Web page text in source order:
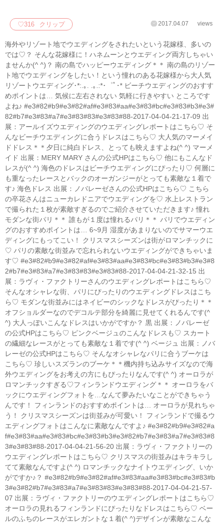
♡316 クリップ 2017.04.07 views
海外やリゾート地でウエディングをされたいという花嫁様、多いの
では♡？ そんな花嫁様に！ハネムーンとウエディング両方しちゃい
ませんか(^ ^)？ 南の島でハッピーウエディング＊＊ 南の島のリゾー
ト地でウエディングをしたい！という憧れのある花嫁様から大人気
リゾートウエディング･*:.｡. .｡.:*･゜ﾟ･* ビーチウエディングのおすす
めポイントは… 気候に左右されない 気軽に行きやすい ところです
よね♪ #e3#82#b9#e3#82#af#e3#83#aa#e3#83#bc#e3#83#b3#e3#
82#b7#e3#83#a7#e3#83#83#e3#83#88-2017-04-04-21-17-09 出
展：アールイズウエディングのウエディングレポートはこちら♡ そ
んなビーチウエディングに合うドレスはこちら♡ 大人気のマーメイ
ドドレス＊＊夕日に純白ドレス、とっても映えますよね(^ ^) マーメ
イド 出展：MERY MARY さんの公式HPはこちら♡ 他にもこんなド
レスが(^ ^) 海色のドレスはビーチウエディングにぴったり♡ 何層に
も重なったレースとバックのオーガンジーがとっても素敵な１着で
す♪ 海色ドレス 出展：ノバレーゼさんの公式HPはこちら♡ こちら
の卒花さんはニューカレドニアでウエディングを♡ 水上レストラン
で撮られた１枚が素敵すぎるのでご紹介させていただきます♪ 憧れ
モダンな街パリ＊＊ 誰もが１度は憧れるパリ＊＊ パリでウエディン
グのおすすめポイントは… 6~9月 湿度があまりないのでサマーウエ
ディングにもってこい！ クリスマスシーズンは街がロマンチックに
♡ パリの素敵な街並みで忘れられないウエディングができちゃいま
す♡ #e3#82#b9#e3#82#af#e3#83#aa#e3#83#bc#e3#83#b3#e3#8
2#b7#e3#83#a7#e3#83#83#e3#83#88-2017-04-04-21-32-15 出
展：ラヴィ・ファクトリーさんのウエディングレポートはこちら♡
そんなオシャレな街、パリにぴったりのウエディングドレスはこち
ら♡ モダンな街並みにはネイビーのシックなドレスがぴったり＊＊
オフショルダーなのでデコルテ部分を綺麗に見せてくれるんです(^
^) 大人っぽいこんなドレスはいかがですか？ 黒 出展：ノバレーゼ
の公式HPはこちら♡ ピンクベージュのこんなドレスも♡ スカート
の繊細なレースがとっても素敵な１着です(^ ^) ベージュ 出展：ノバ
レーゼの公式HPはこちら♡ そんなオシャレなパリに合うブーケは
こちら♡ 珍しいスズランのブーケ＊＊機内持ち込みサイズなので海
外ウエディングをお考えの方にもぴったりなんです(^ ^) オーロラが
ロマンチックすぎる♡フィンランドウエディング＊＊ オーロラをバ
ックにウエディングフォトを…なんて夢みたいなことができちゃう
んです！ フィンランドのおすすめポイントは… オーロラが見れちゃ
う！ クリスマスシーズンは街並みが可愛い！ フィンランドで撮るウ
エディングフォトはこんなに素敵なんですよ♪ #e3#82#b9#e3#82#a
f#e3#83#aa#e3#83#bc#e3#83#b3#e3#82#b7#e3#83#a7#e3#83#8
3#e3#83#88-2017-04-04-21-56-20 出展：ラヴィ・ファクトリーの
ウエディングレポートはこちら♡ クリスマスの街並みはキラキラし
てて素敵なんですよ(^ ^) ロマンチックなナイトウエディング、いか
がですか♪？ #e3#82#b9#e3#82#af#e3#83#aa#e3#83#bc#e3#83#b
3#e3#82#b7#e3#83#a7#e3#83#83#e3#83#88-2017-04-04-21-57-
07 出展：ラヴィ・ファクトリーのウエディングレポートはこちら♡
オーロラの見れるフィンランドにぴったりなドレスはこちら♡ ベー
ルのふちのレースがエレガントな１着(^ ^)デザインが素敵なこんな